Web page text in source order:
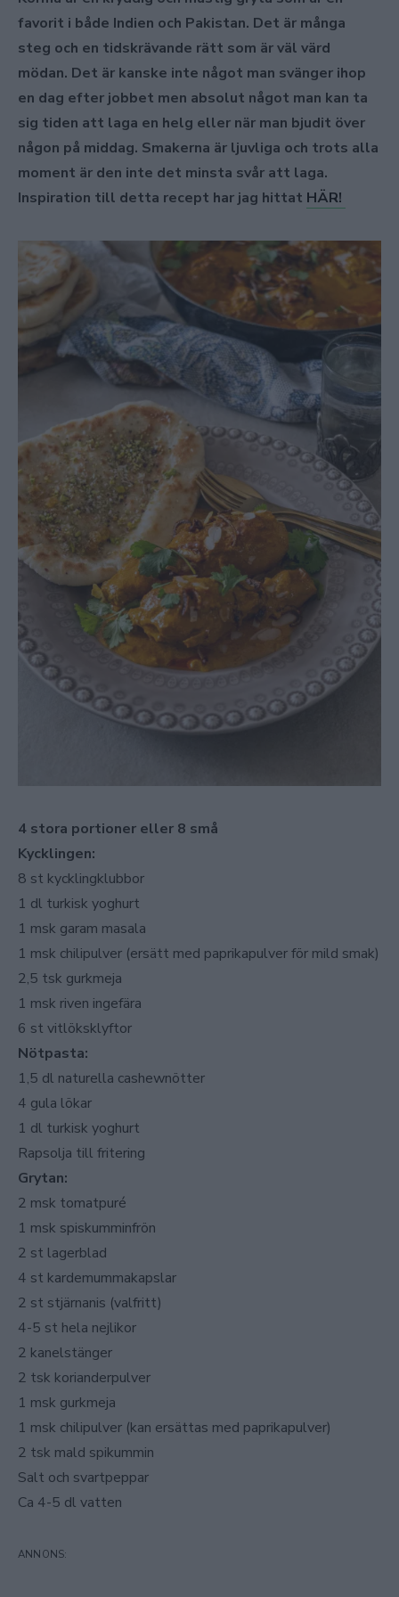
favorit i både Indien och Pakistan. Det är många
steg och en tidskrävande rätt som är väl värd
mödan. Det är kanske inte något man svänger ihop
en dag efter jobbet men absolut något man kan ta
sig tiden att laga en helg eller när man bjudit över
någon på middag. Smakerna är ljuvliga och trots alla
moment är den inte det minsta svår att laga.
Inspiration till detta recept har jag hittat HÄR!
4 stora portioner eller 8 små
Kycklingen:
8 st kycklingklubbor
1 dl turkisk yoghurt
1 msk garam masala
1 msk chilipulver (ersätt med paprikapulver för mild smak)
2,5 tsk gurkmeja
1 msk riven ingefära
6 st vitlöksklyftor
Nötpasta:
1,5 dl naturella cashewnötter
4 gula lökar
1 dl turkisk yoghurt
Rapsolja till fritering
Grytan:
2 msk tomatpuré
1 msk spiskumminfrön
2 st lagerblad
4 st kardemummakapslar
2 st stjärnanis (valfritt)
4-5 st hela nejlikor
2 kanelstänger
2 tsk korianderpulver
1 msk gurkmeja
1 msk chilipulver (kan ersättas med paprikapulver)
2 tsk mald spikummin
Salt och svartpeppar
Ca 4-5 dl vatten